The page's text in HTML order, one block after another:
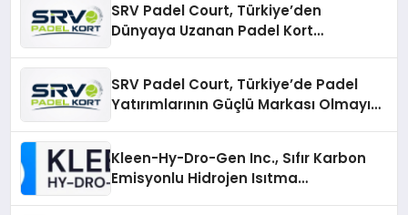
SRV Padel Court, Türkiye’den
Dünyaya Uzanan Padel Kort
SRV Padel Court, Türkiye’de Padel
Yatırımlarının Güçlü Markası Olmayı
Kleen-Hy-Dro-Gen Inc., Sıfır Karbon
Emisyonlu Hidrojen Isıtma